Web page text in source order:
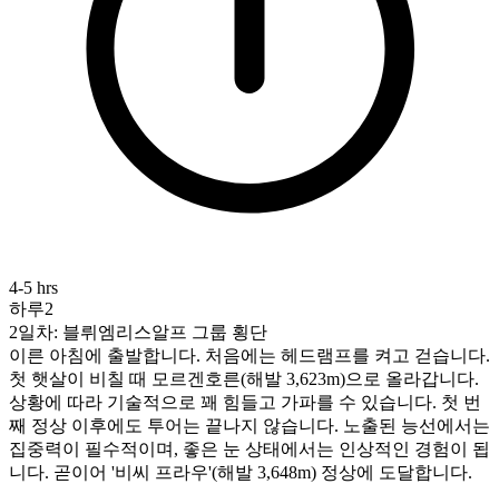
4-5 hrs
하루2
2일차: 블뤼엠리스알프 그룹 횡단
이른 아침에 출발합니다. 처음에는 헤드램프를 켜고 걷습니다.
첫 햇살이 비칠 때 모르겐호른(해발 3,623m)으로 올라갑니다.
상황에 따라 기술적으로 꽤 힘들고 가파를 수 있습니다. 첫 번
째 정상 이후에도 투어는 끝나지 않습니다. 노출된 능선에서는
집중력이 필수적이며, 좋은 눈 상태에서는 인상적인 경험이 됩
니다. 곧이어 '비씨 프라우'(해발 3,648m) 정상에 도달합니다.